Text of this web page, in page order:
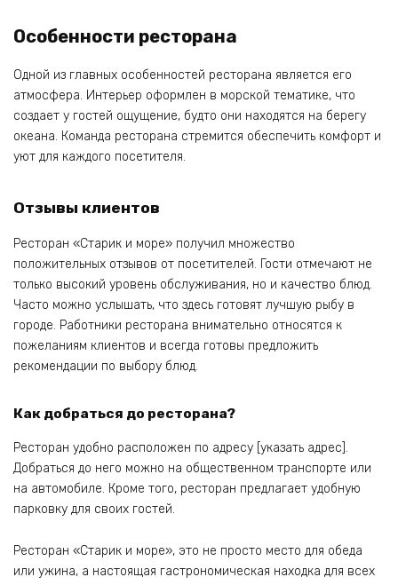
Особенности ресторана
Одной из главных особенностей ресторана является его
атмосфера. Интерьер оформлен в морской тематике, что
создает у гостей ощущение, будто они находятся на берегу
океана. Команда ресторана стремится обеспечить комфорт и
уют для каждого посетителя.
Отзывы клиентов
Ресторан «Старик и море» получил множество
положительных отзывов от посетителей. Гости отмечают не
только высокий уровень обслуживания, но и качество блюд.
Часто можно услышать, что здесь готовят лучшую рыбу в
городе. Работники ресторана внимательно относятся к
пожеланиям клиентов и всегда готовы предложить
рекомендации по выбору блюд.
Как добраться до ресторана?
Ресторан удобно расположен по адресу [указать адрес].
Добраться до него можно на общественном транспорте или
на автомобиле. Кроме того, ресторан предлагает удобную
парковку для своих гостей.
Ресторан «Старик и море», это не просто место для обеда
или ужина, а настоящая гастрономическая находка для всех